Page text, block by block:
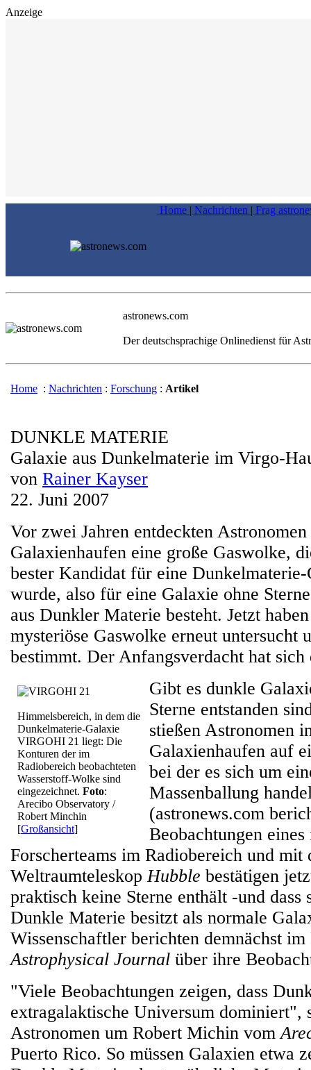
Anzeige
Home | Nachrichten | Frag
astronews.com
Der deutschsprachige Onlinedienst für
Home : Nachrichten : Forschung : Artikel
DUNKLE MATERIE
Galaxie aus Dunkelmaterie im Virgo-
von Rainer Kayser
22. Juni 2007
Vor zwei Jahren entdeckten
Galaxienhaufen eine große Gaswolke,
bester Kandidat für eine
wurde, also für eine Galaxie ohne
aus Dunkler Materie besteht. Jetzt
mysteriöse Gaswolke erneut untersucht
bestimmt. Der Anfangsverdacht hat sich
Himmelsbereich, in dem die
Dunkelmaterie-Galaxie
VIRGOHI 21 liegt: Die
Konturen der im
Radiobereich beobachteten
Wasserstoff-Wolke sind
eingezeichnet. Foto:
Arecibo Observatory /
Robert Minchin
[Großansicht]
Gibt es dunkle
Sterne entstanden
stießen Astronomen
Galaxienhaufen auf
bei der es sich um
Massenballung
(astronews.com
Beobachtungen
Forscherteams im Radiobereich und mit
WeltraumteleskopHubble bestätigen
praktisch keine Sterne enthält -und dass
Dunkle Materie besitzt als normale
Wissenschaftler berichten demnächst im
Astrophysical Journal über ihre
"Viele Beobachtungen zeigen, dass
extragalaktische Universum dominiert",
Astronomen um Robert Michin vom
Puerto Rico. So müssen Galaxien etwa